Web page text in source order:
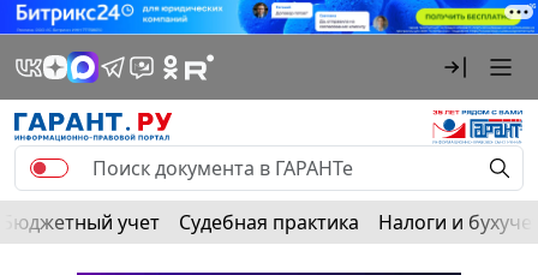
Бюджетный учет Судебная практика Налоги и